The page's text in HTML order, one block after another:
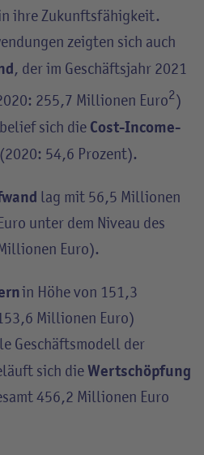
ihre Zukunftsfähigkeit.
zeigten sich auch
, der im Geschäftsjahr 2021
255,7 Millionen Euro2)
sich die Cost-Income-
54,6 Prozent).
lag mit 56,5 Millionen
unter dem Niveau des
Euro).
in Höhe von 151,3
Millionen Euro)
Geschäftsmodell der
sich dieWertschöpfung
456,2 Millionen Euro